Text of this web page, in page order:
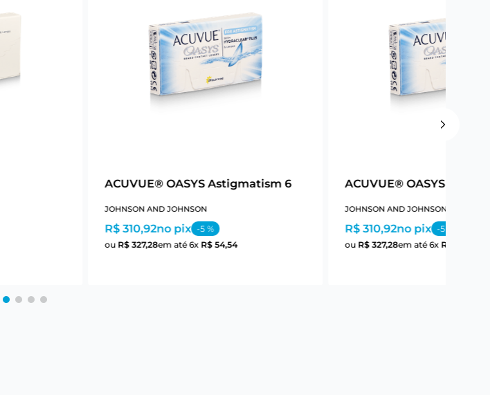
ACUVUE® OASYS Astigmatism 6
JOHNSON AND JOHNSON
R$ 310,92no pix -5%
ou R$ 327,28em até6x R$ 54,54
ACUVUE® OASYS
JOHNSON AND JOHNSON
R$ 310,92no pix -5
ou R$ 327,28em até6x R$